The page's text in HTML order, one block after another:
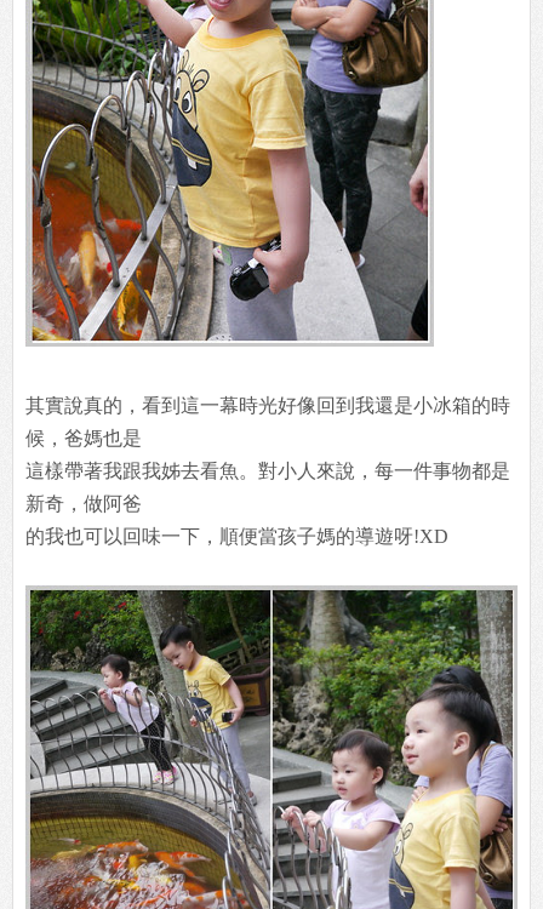
其實說真的，看到這一幕時光好像回到我還是小冰箱的時
候，爸媽也是
這樣帶著我跟我姊去看魚。對小人來說，每一件事物都是
新奇，做阿爸
的我也可以回味一下，順便當孩子媽的導遊呀!XD